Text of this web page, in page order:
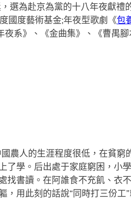
選為赴京為黨的十八年夜獻禮
國度藝術基金;年夜型歌劇《包
系》、《金曲集》、《曹禺腳
農人的生涯程度很低，在貧窮
了學。后出處于家庭窮困，小學
找書讀。在阿誰食不充飢、衣不
，用此刻的話說“同時打三份工